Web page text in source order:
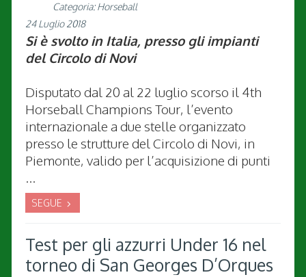
Categoria:Horseball
24 Luglio 2018
Si è svolto in Italia, presso gli impianti
del Circolo di Novi
Disputato dal 20 al 22 luglio scorso il 4th
Horseball Champions Tour, l’evento
internazionale a due stelle organizzato
presso le strutture del Circolo di Novi, in
Piemonte, valido per l’acquisizione di punti
...
SEGUE
Test per gli azzurri Under 16 nel
torneo di San Georges D’Orques